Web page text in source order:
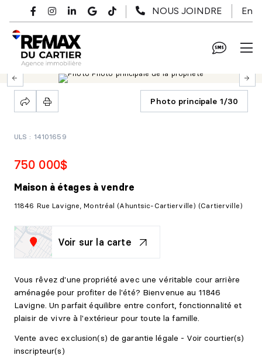
Passer au contenu principal
NOUS JOINDRE En